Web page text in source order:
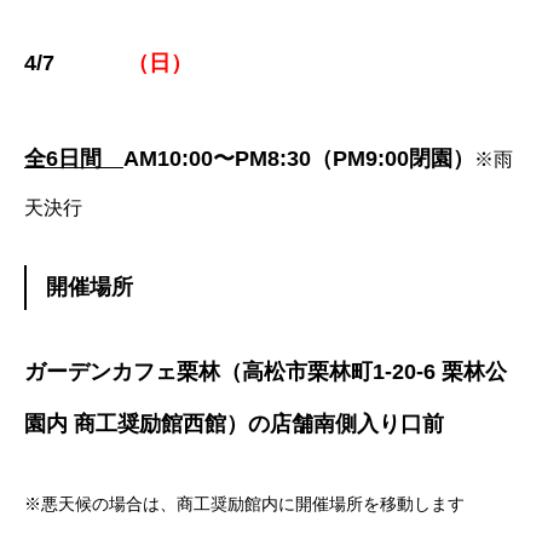
4/7 （日）
全6 日間 AM10:00〜PM8:30（PM9:00閉園） ※雨
天決行
開催場所
ガーデンカフェ栗林（高松市栗林町1-20-6 栗林公
園内 商工奨励館西館）の店舗南側入り口前
※悪天候の場合は、商工奨励館内に開催場所を移動します